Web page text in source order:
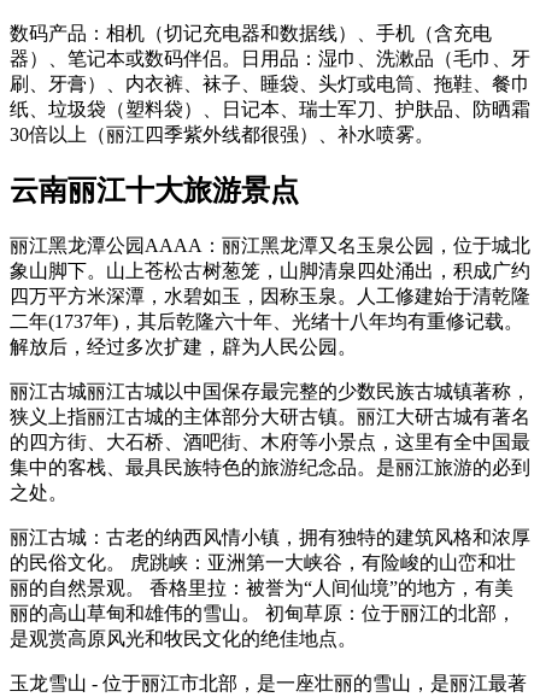
数码产品：相机（切记充电器和数据线）、手机（含充电
器）、笔记本或数码伴侣。日用品：湿巾、洗漱品（毛巾、牙
刷、牙膏）、内衣裤、袜子、睡袋、头灯或电筒、拖鞋、餐巾
纸、垃圾袋（塑料袋）、日记本、瑞士军刀、护肤品、防晒霜
30倍以上（丽江四季紫外线都很强）、补水喷雾。
云南丽江十大旅游景点
丽江黑龙潭公园AAAA：丽江黑龙潭又名玉泉公园，位于城北
象山脚下。山上苍松古树葱笼，山脚清泉四处涌出，积成广约
四万平方米深潭，水碧如玉，因称玉泉。人工修建始于清乾隆
二年(1737年)，其后乾隆六十年、光绪十八年均有重修记载。
解放后，经过多次扩建，辟为人民公园。
丽江古城丽江古城以中国保存最完整的少数民族古城镇著称，
狭义上指丽江古城的主体部分大研古镇。丽江大研古城有著名
的四方街、大石桥、酒吧街、木府等小景点，这里有全中国最
集中的客栈、最具民族特色的旅游纪念品。是丽江旅游的必到
之处。
丽江古城：古老的纳西风情小镇，拥有独特的建筑风格和浓厚
的民俗文化。 虎跳峡：亚洲第一大峡谷，有险峻的山峦和壮
丽的自然景观。 香格里拉：被誉为“人间仙境”的地方，有美
丽的高山草甸和雄伟的雪山。 初甸草原：位于丽江的北部，
是观赏高原风光和牧民文化的绝佳地点。
玉龙雪山 - 位于丽江市北部，是一座壮丽的雪山，是丽江最著